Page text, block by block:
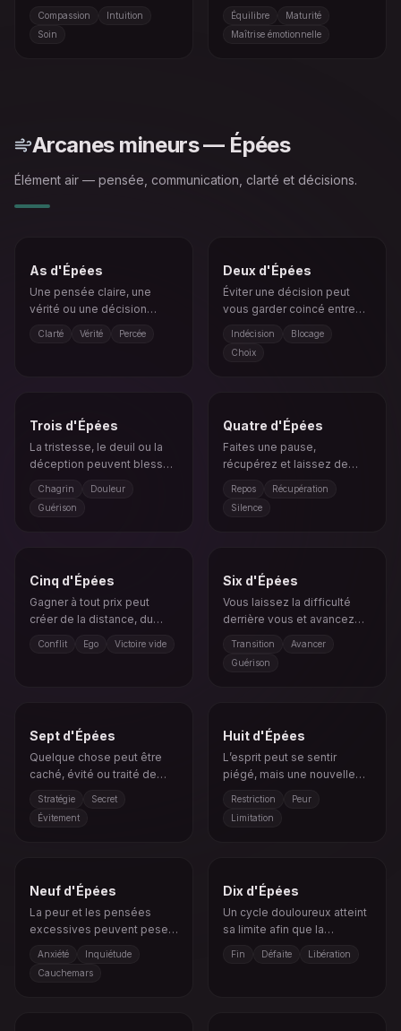
profonde.
Compassion
Intuition
Soin
sagesse, stabilité et
compassion.
Équilibre
Maturité
Maîtrise émotionnelle
Arcanes mineurs — Épées
Élément air — pensée, communication, clarté et décisions.
As d'Épées
Une pensée claire, une
vérité ou une décision
coupe à travers la
Clarté Vérité Percée
Deux d'Épées
Éviter une décision peut
vous garder coincé entre
deux chemins difficiles.
Indécision
Blocage
Choix
Trois d'Épées
La tristesse, le deuil ou la
déception peuvent blesser
regarder la vérité
commence la guérison.
Chagrin
Douleur
Guérison
Quatre d'Épées
Faites une pause,
récupérez et laissez de
l’espace à votre esprit avant
d’agir de nouveau.
Repos
Récupération
Silence
Cinq d'Épées
Gagner à tout prix peut
créer de la distance, du
victoire qui ne satisfait pas
Conflit Ego Victoire vide
Six d'Épées
Vous laissez la difficulté
derrière vous et avancez
Transition
Avancer
Guérison
Sept d'Épées
Quelque chose peut être
caché, évité ou traité de
manière indirecte.
Stratégie
Secret
Évitement
Huit d'Épées
L’esprit peut se sentir
piégé, mais une nouvelle
Restriction
Peur
Limitation
Neuf d'Épées
La peur et les pensées
excessives peuvent peser
plus lourd que la situation
Anxiété
Inquiétude
Cauchemars
Dix d'Épées
Un cycle douloureux atteint
sa limite afin que la
récupération puisse
Fin Défaite Libération